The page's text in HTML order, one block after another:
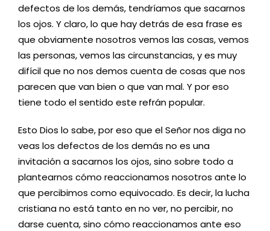
defectos de los demás, tendríamos que sacarnos
los ojos. Y claro, lo que hay detrás de esa frase es
que obviamente nosotros vemos las cosas, vemos
las personas, vemos las circunstancias, y es muy
difícil que no nos demos cuenta de cosas que nos
parecen que van bien o que van mal. Y por eso
tiene todo el sentido este refrán popular.
Esto Dios lo sabe, por eso que el Señor nos diga no
veas los defectos de los demás no es una
invitación a sacarnos los ojos, sino sobre todo a
plantearnos cómo reaccionamos nosotros ante lo
que percibimos como equivocado. Es decir, la lucha
cristiana no está tanto en no ver, no percibir, no
darse cuenta, sino cómo reaccionamos ante eso